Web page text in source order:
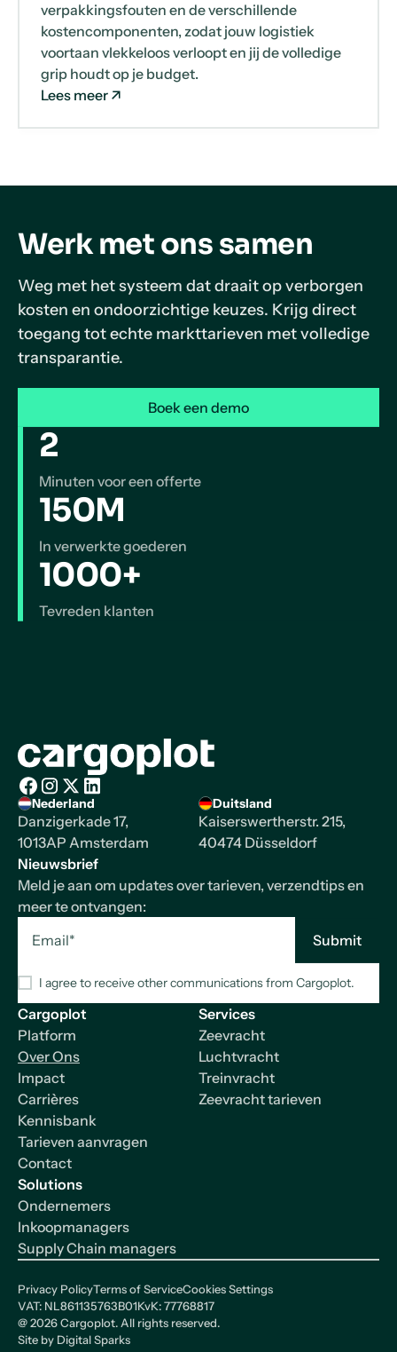
verpakkingsfouten en de verschillende
kostencomponenten, zodat jouw logistiek
voortaan vlekkeloos verloopt en jij de volledige
grip houdt op je budget.
Lees meer
Werk met ons samen
Weg met het systeem dat draait op verborgen
kosten en ondoorzichtige keuzes. Krijg direct
toegang tot echte markttarieven met volledige
transparantie.
Boek een demo
2
Minuten voor een offerte
150M
In verwerkte goederen
1000+
Tevreden klanten
Homepage
Facebook
Instagram
X/Twitter
LinkedIn
Nederland
Danzigerkade 17,
1013AP Amsterdam
Duitsland
Kaiserswertherstr. 215,
40474 Düsseldorf
Cargoplot
Platform
Over Ons
Impact
Carrières
Kennisbank
Tarieven aanvragen
Contact
Services
Zeevracht
Luchtvracht
Treinvracht
Zeevracht tarieven
Solutions
Ondernemers
Inkoopmanagers
Supply Chain managers
Nieuwsbrief
Meld je aan om updates over tarieven, verzendtips en
meer te ontvangen:
I agree to receive other communications from Cargoplot.
@2026Cargoplot. All rights reserved.
Privacy PolicyTerms of ServiceCookies Settings
VAT: NL861135763B01KvK: 77768817
Site by Digital Sparks